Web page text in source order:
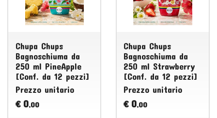
Chupa Chups
Bagnoschiuma da
250 ml PineApple
[Conf. da 12 pezzi]
Prezzo unitario
€ 0,00
Chupa Chups
Bagnoschiuma da
250 ml Strawberry
[Conf. da 12 pezzi]
Prezzo unitario
€ 0,00